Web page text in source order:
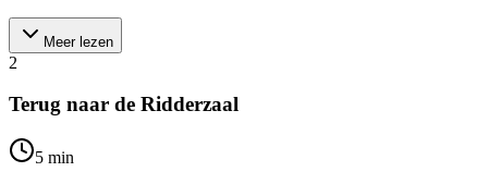
Meer lezen
2
Terug naar de Ridderzaal
5 min